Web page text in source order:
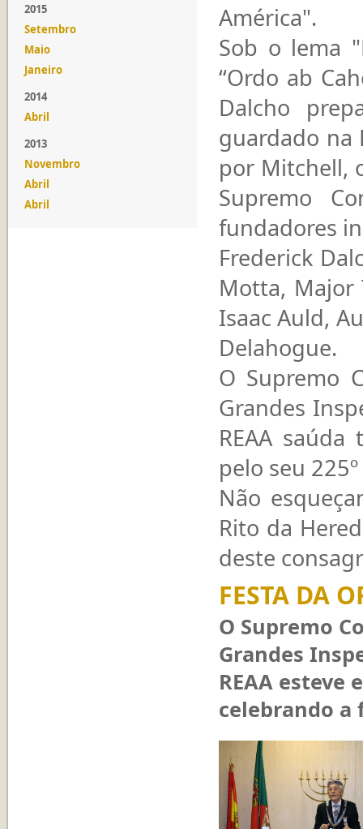
2015
Setembro
Maio
Janeiro
2014
Abril
2013
Novembro
Abril
Abril
América".
Sob o lema
“Ordo ab
Dalcho
guardado na
por Mitchell,
Supremo
fundadores
Frederick
Motta, Major
Isaac Auld,
Delahogue.
O Supremo
Grandes
REAA
pelo seu
Não
Rito da
deste
FESTA DA
O Supremo
Grandes
REAA esteve
celebrando a